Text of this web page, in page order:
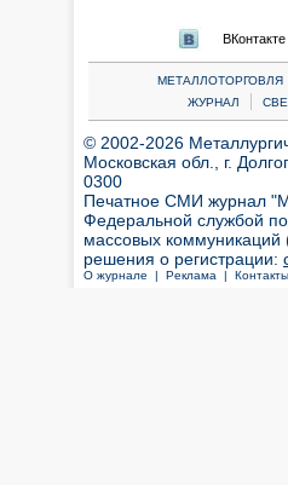
ВКонтакте
МЕТАЛЛОТОРГОВЛЯ
ЖУРНАЛ
|
© 2002-2026
Московская обл., г.
0300
Печатное СМИ журнал
Федеральной службой
массовых коммуникаций
решения о регистрации:
О журнале | Реклама | Контакты